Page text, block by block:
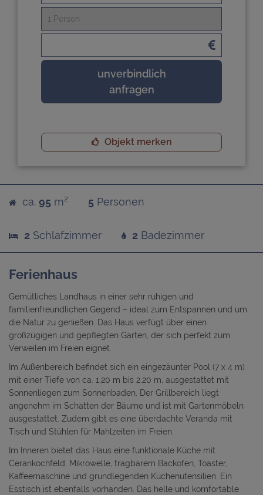
unverbindlich
anfragen
Objekt merken
ca. 95 m² 5 Personen
2 Schlafzimmer 2 Badezimmer
Ferienhaus
Gemütliches Landhaus in einer sehr ruhigen und
familienfreundlichen Gegend – ideal zum Entspannen und um
die Natur zu genießen. Das Haus verfügt über einen
großzügigen und gepflegten Garten, der sich perfekt zum
Verweilen im Freien eignet.
Im Außenbereich befindet sich ein eingezäunter Pool (7 x 4 m)
mit einer Tiefe von ca. 1,20 m bis 2,20 m, ausgestattet mit
Sonnenliegen zum Sonnenbaden. Der Grillbereich liegt
angenehm im Schatten der Bäume und ist mit Gartenmöbeln
ausgestattet. Zudem gibt es eine überdachte Veranda mit
Tisch und Stühlen für Mahlzeiten im Freien.
Im Inneren bietet das Haus eine funktionale Küche mit
Cerankochfeld, Mikrowelle, tragbarem Backofen, Toaster,
Kaffeemaschine und grundlegenden Küchenutensilien. Ein
Esstisch ist ebenfalls vorhanden. Das helle und komfortable